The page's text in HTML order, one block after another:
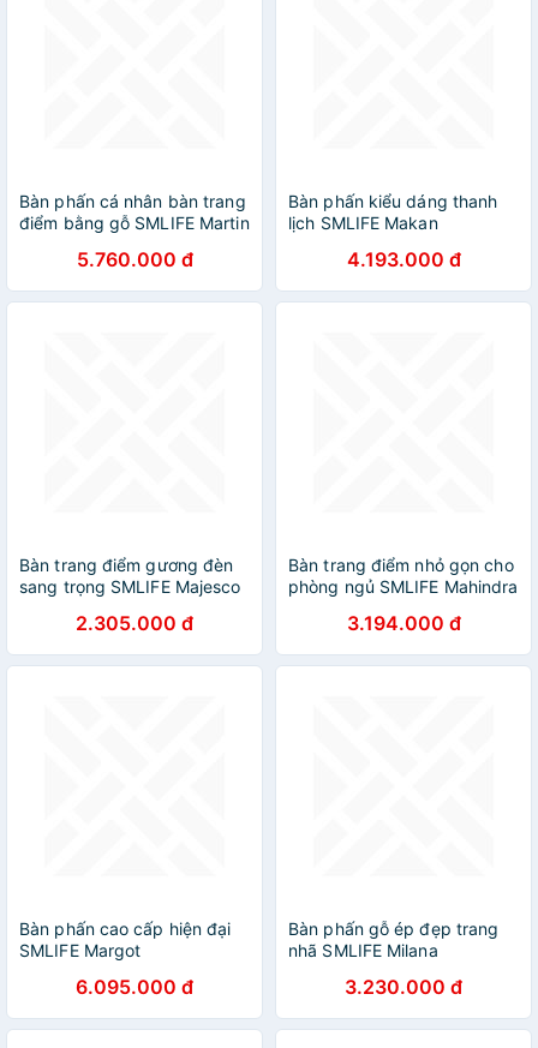
Bàn phấn cá nhân bàn trang
điểm bằng gỗ SMLIFE Martin
5.760.000 đ
Bàn phấn kiểu dáng thanh
lịch SMLIFE Makan
4.193.000 đ
Bàn trang điểm gương đèn
sang trọng SMLIFE Majesco
2.305.000 đ
Bàn trang điểm nhỏ gọn cho
phòng ngủ SMLIFE Mahindra
3.194.000 đ
Bàn phấn cao cấp hiện đại
SMLIFE Margot
6.095.000 đ
Bàn phấn gỗ ép đẹp trang
nhã SMLIFE Milana
3.230.000 đ